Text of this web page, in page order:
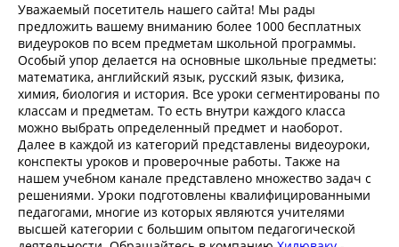
Уважаемый посетитель нашего сайта! Мы рады
предложить вашему вниманию более 1000 бесплатных
видеуроков по всем предметам школьной программы.
Особый упор делается на основные школьные предметы:
математика, английский язык, русский язык, физика,
химия, биология и история. Все уроки сегментированы по
классам и предметам. То есть внутри каждого класса
можно выбрать определенный предмет и наоборот.
Далее в каждой из категорий представлены видеоуроки,
конспекты уроков и проверочные работы. Также на
нашем учебном канале представлено множество задач с
решениями. Уроки подготовлены квалифицированными
педагогами, многие из которых являются учителями
высшей категории с большим опытом педагогической